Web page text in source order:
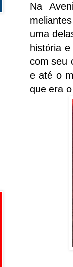
Na
uma
história
com seu
e até o
que era